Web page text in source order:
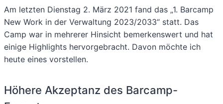
Am letzten Dienstag 2. März 2021 fand das „1. Barcamp
New Work in der Verwaltung 2023/2033“ statt. Das
Camp war in mehrerer Hinsicht bemerkenswert und hat
einige Highlights hervorgebracht. Davon möchte ich
heute eines vorstellen.
Höhere Akzeptanz des Barcamp-